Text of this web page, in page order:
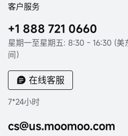
客户服务
+1 888 721 0660
星期一至星期五: 8:30 - 16:30 (美
间）
在线客服
7*24小时
cs@us.moomoo.com